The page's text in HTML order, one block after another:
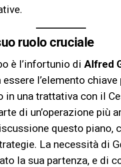
ruolo cruciale
è l’infortunio di Alfred
l’elemento chiave
in una trattativa con il
di un’operazione più
questo piano,
La necessità di
la sua partenza, e di